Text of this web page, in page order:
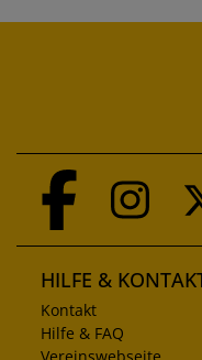
HILFE &
Kontakt
Hilfe & FAQ